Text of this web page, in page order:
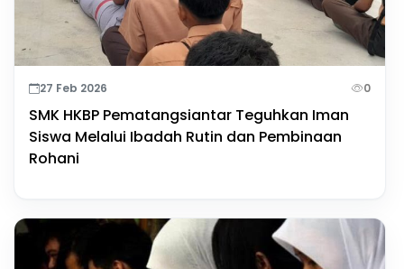
27 Feb 2026 0
SMK HKBP Pematangsiantar Teguhkan Iman
Siswa Melalui Ibadah Rutin dan Pembinaan
Rohani